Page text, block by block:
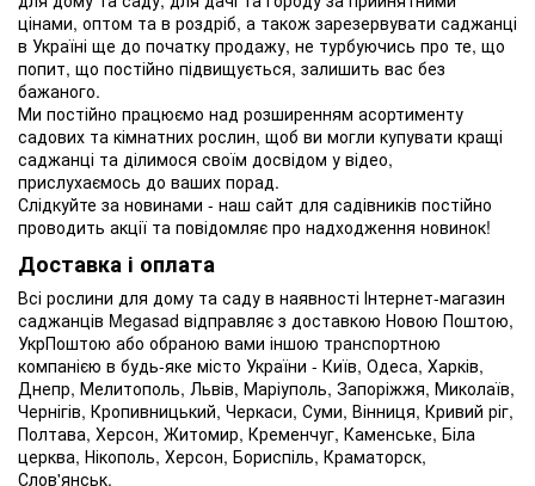
цінами, оптом та в роздріб, а також зарезервувати саджанці
в Україні ще до початку продажу, не турбуючись про те, що
попит, що постійно підвищується, залишить вас без
бажаного.
Ми постійно працюємо над розширенням асортименту
садових та кімнатних рослин, щоб ви могли купувати кращі
саджанці та ділимося своїм досвідом у відео,
прислухаємось до ваших порад.
Слідкуйте за новинами - наш сайт для садівників постійно
проводить акції та повідомляє про надходження новинок!
Доставка і оплата
Всі рослини для дому та саду в наявності Інтернет-магазин
саджанців Megasad відправляє з доставкою Новою Поштою,
УкрПоштою або обраною вами іншою транспортною
компанією в будь-яке місто України - Київ, Одеса, Харків,
Днепр, Мелитополь, Львів, Маріуполь, Запоріжжя, Миколаїв,
Чернігів, Кропивницький, Черкаси, Суми, Вінниця, Кривий ріг,
Полтава, Херсон, Житомир, Кременчуг, Каменське, Біла
церква, Нікополь, Херсон, Бориспіль, Краматорск,
Слов'янськ.